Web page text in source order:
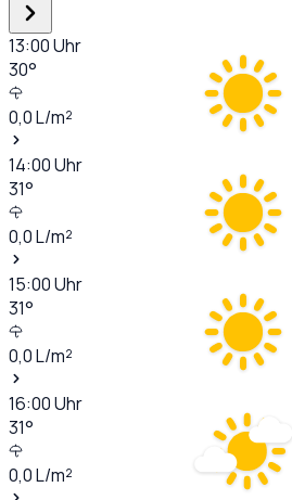
13:00Uhr
30°
0,0L/m²
14:00Uhr
31°
0,0L/m²
15:00Uhr
31°
0,0L/m²
16:00Uhr
31°
0,0L/m²